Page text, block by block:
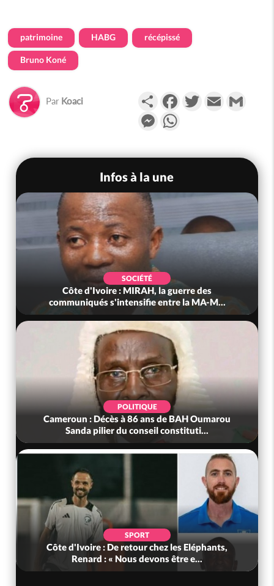
patrimoine HABG récépissé
Bruno Koné
Par Koaci PartagerFacebookTwitterEmail
Messenger
Infos à la une
SOCIÉTÉ
Côte d'Ivoire : MIRAH, la guerre des
communiqués s'intensifie entre la MA-M...
POLITIQUE
Cameroun : Décès à 86 ans de BAH Oumarou
Sanda pilier du conseil constituti...
SPORT
Côte d'Ivoire : De retour chez les Eléphants,
Renard : « Nous devons être e...